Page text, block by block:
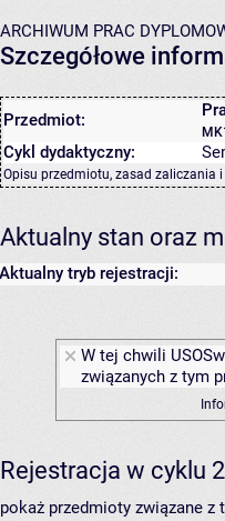
ARCHIWUM PRAC
Szczegółowe
Przedmiot:
Cykl dydaktyczny:
Opisu przedmiotu, zasad zaliczania
Aktualny stan oraz
Aktualny tryb rejestracji:
W tej chwili
związanych z tym
Rejestracja w cyklu
pokaż przedmioty związane z